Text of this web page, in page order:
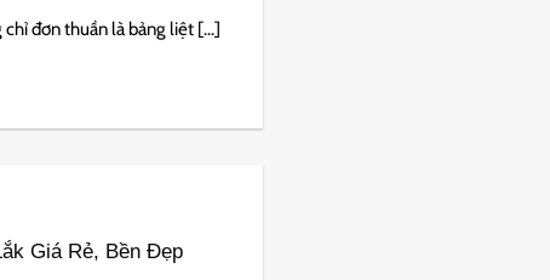
đơn thuần là bảng liệt [...]
Giá Rẻ, Bền Đẹp